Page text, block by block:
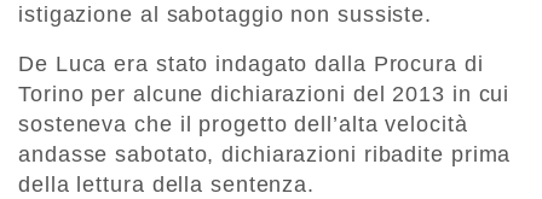
istigazione al sabotaggio non sussiste.
De Luca era stato indagato dalla Procura di
Torino per alcune dichiarazioni del 2013 in cui
sosteneva che il progetto dell’alta velocità
andasse sabotato, dichiarazioni ribadite prima
della lettura della sentenza.